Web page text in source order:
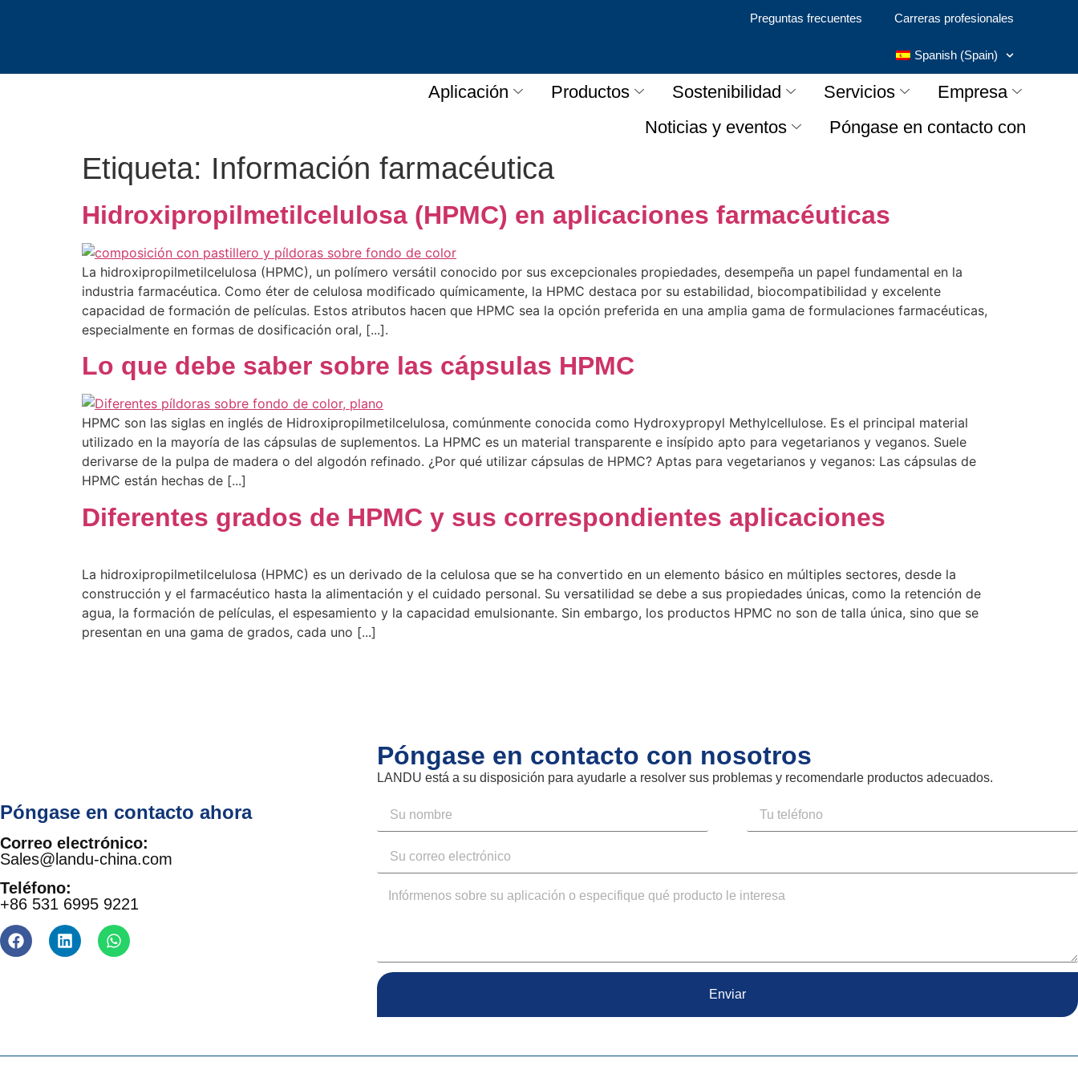
Preguntas frecuentes Carreras profesionales
Spanish (Spain)
Aplicación Productos Sostenibilidad Servicios
Empresa
Noticias y eventos
Póngase en contacto con
Etiqueta: Información farmacéutica
Hidroxipropilmetilcelulosa (HPMC) en aplicaciones farmacéuticas
La hidroxipropilmetilcelulosa (HPMC), un polímero versátil conocido por sus excepcionales propiedades, desempeña un papel fundamental en la
industria farmacéutica. Como éter de celulosa modificado químicamente, la HPMC destaca por su estabilidad, biocompatibilidad y excelente
capacidad de formación de películas. Estos atributos hacen que HPMC sea la opción preferida en una amplia gama de formulaciones farmacéuticas,
especialmente en formas de dosificación oral, [...].
Lo que debe saber sobre las cápsulas HPMC
HPMC son las siglas en inglés de Hidroxipropilmetilcelulosa, comúnmente conocida como Hydroxypropyl Methylcellulose. Es el principal material
utilizado en la mayoría de las cápsulas de suplementos. La HPMC es un material transparente e insípido apto para vegetarianos y veganos. Suele
derivarse de la pulpa de madera o del algodón refinado. ¿Por qué utilizar cápsulas de HPMC? Aptas para vegetarianos y veganos: Las cápsulas de
HPMC están hechas de [...]
Diferentes grados de HPMC y sus correspondientes aplicaciones
La hidroxipropilmetilcelulosa (HPMC) es un derivado de la celulosa que se ha convertido en un elemento básico en múltiples sectores, desde la
construcción y el farmacéutico hasta la alimentación y el cuidado personal. Su versatilidad se debe a sus propiedades únicas, como la retención de
agua, la formación de películas, el espesamiento y la capacidad emulsionante. Sin embargo, los productos HPMC no son de talla única, sino que se
presentan en una gama de grados, cada uno [...]
Póngase en contacto ahora
Correo electrónico:
Sales@landu-china.com
Teléfono:
+86 531 6995 9221
Póngase en contacto con nosotros
LANDU está a su disposición para ayudarle a resolver sus problemas y recomendarle productos adecuados.
Enviar